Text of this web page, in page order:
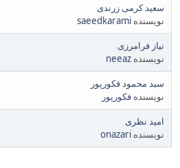
سعید کرمی زرندی
نویسنده saeedkarami
نیاز فرامرزی
نویسنده neeaz
سید محمود فکورپور
نویسنده فکورپور
امید نظری
نویسنده onazari